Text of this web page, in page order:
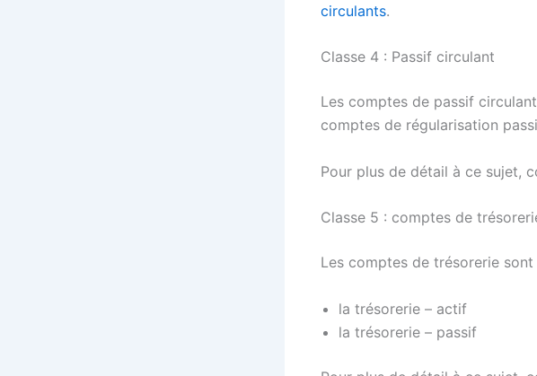
circulants.
Classe 4 : Passif circulant
Les comptes de passif
comptes de régularisation
Pour plus de détail à ce sujet,
Classe 5 : comptes de
Les comptes de trésorerie
la trésorerie – actif
la trésorerie – passif